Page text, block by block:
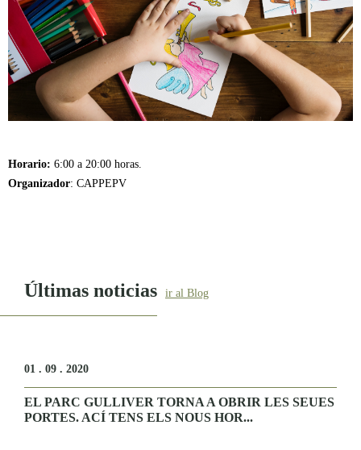
Horario: 6:00 a 20:00 horas.
Organizador: CAPPEPV
Últimas noticias ir al Blog
01 . 09 . 2020
EL PARC GULLIVER TORNA A OBRIR LES SEUES
PORTES. ACÍ TENS ELS NOUS HOR...